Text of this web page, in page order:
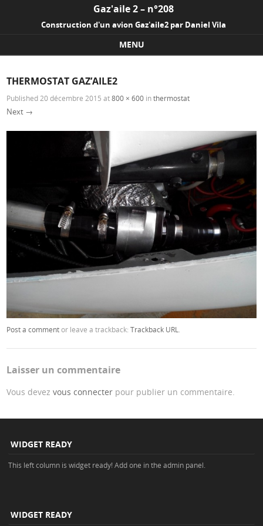
Gaz'aile 2 – n°208
Construction d'un avion Gaz'aile2 par Daniel Vila
MENU
THERMOSTAT GAZ’AILE2
Published 20 décembre 2015 at800 × 600 inthermostat
Next →
Post a commentor leave a trackback:Trackback URL
Laisser un commentaire
Vous devezvous connecter pour publier un commentaire.
WIDGET READY
This left column is widget ready! Add one in the admin panel.
WIDGET READY